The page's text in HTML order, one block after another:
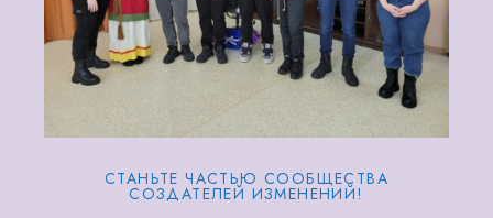
СТАНЬТЕ ЧАСТЬЮ СООБЩЕСТВА
СОЗДАТЕЛЕЙ ИЗМЕНЕНИЙ!